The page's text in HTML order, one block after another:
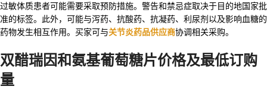
过敏体质患者可能需要采取预防措施。警告和禁忌症取决于目的地国家批
准的标签。此外，可能与泻药、抗酸药、抗凝药、利尿剂以及影响血糖的
药物发生相互作用。买家可与关节炎药品供应商协调相关采购。
双醋瑞因和氨基葡萄糖片价格及最低订购
量